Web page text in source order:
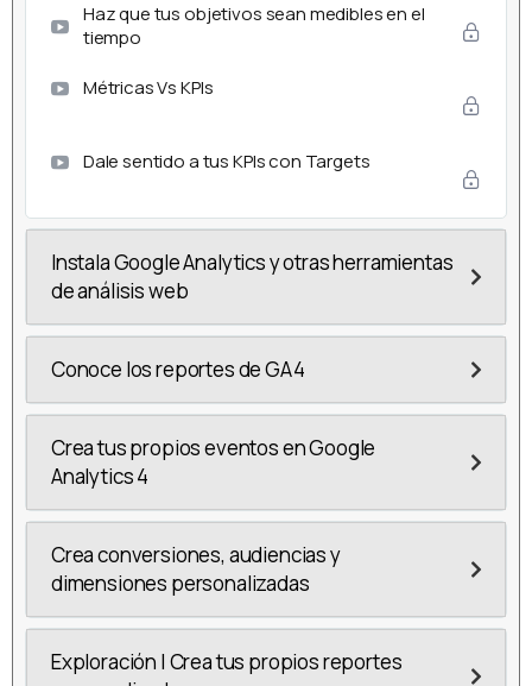
Haz que tus objetivos sean medibles en el
tiempo
Métricas Vs KPIs
Dale sentido a tus KPIs con Targets
Instala Google Analytics y otras herramientas
de análisis web
Conoce los reportes de GA4
Crea tus propios eventos en Google
Analytics 4
Crea conversiones, audiencias y
dimensiones personalizadas
Exploración | Crea tus propios reportes